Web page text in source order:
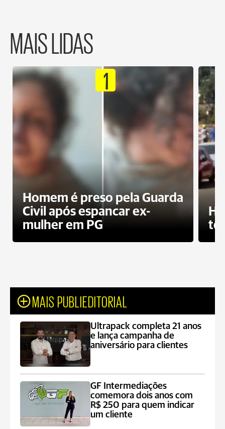
MAIS LIDAS
1
Homem é preso pela Guarda
Civil após espancar ex-
mulher em PG
MAIS PUBLIEDITORIAL
Ultrapack completa 21 anos
e lança campanha de
aniversário para clientes
GF Intermediações
comemora dois anos com
R$ 250 para quem indicar
um cliente